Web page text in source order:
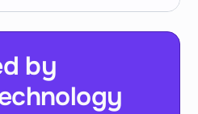
by